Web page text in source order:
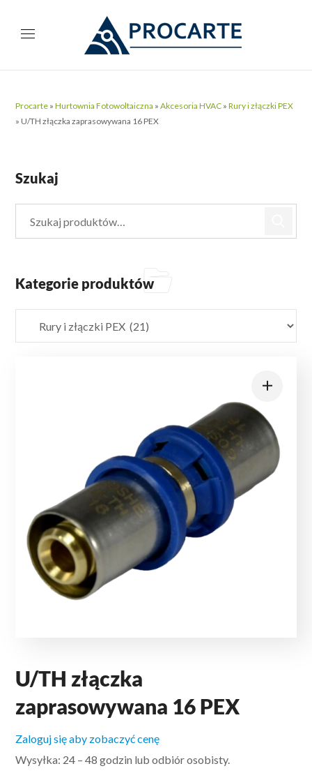
Procarte »Hurtownia Fotowoltaiczna »Akcesoria HVAC »Rury i złączki PEX
» U/TH złączka zaprasowywana 16 PEX
U/TH złączka
zaprasowywana 16 PEX
Zaloguj się aby zobaczyć cenę
Wysyłka: 24 – 48 godzin lub odbiór osobisty.
Szukaj
Kategorie produktów